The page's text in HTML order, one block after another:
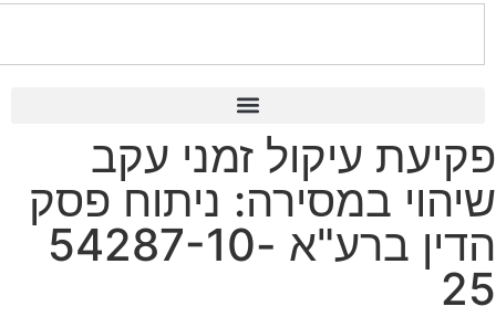
עיקול זמני עקב
במסירה: ניתוח פסק
הדין ברע"א 54287-10-